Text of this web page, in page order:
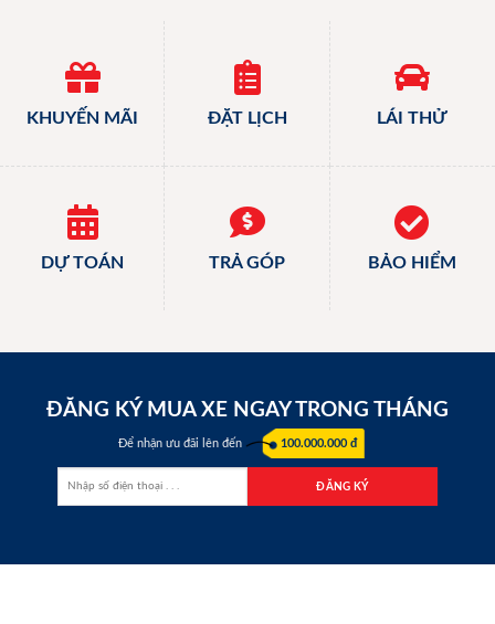
KHUYẾN MÃI ĐẶT LỊCH LÁI THỬ
DỰ TOÁN TRẢ GÓP BẢO HIỂM
ĐĂNG KÝ MUA XE NGAY TRONG THÁNG
Để nhận ưu đãi lên đến 100.000.000 đ